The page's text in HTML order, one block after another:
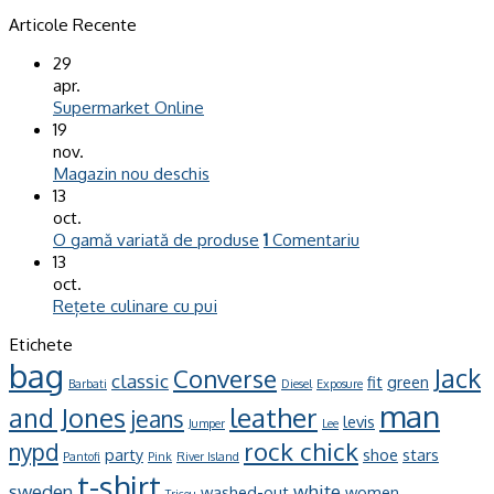
Articole Recente
29
apr.
Supermarket Online
19
nov.
Magazin nou deschis
13
oct.
O gamă variată de produse 1 Comentariu
13
oct.
Rețete culinare cu pui
Etichete
bag Barbati classic Converse Diesel Exposure fit green Jack
and Jones jeans Jumper leather Lee levis man
nypd Pantofi party Pink River Island rock chick shoe stars